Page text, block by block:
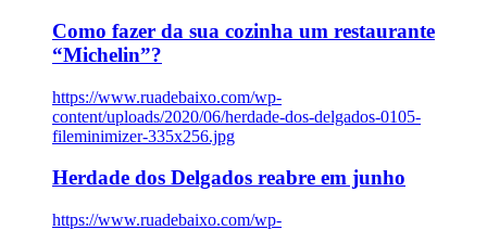
Como fazer da sua cozinha um restaurante
“Michelin”?
https://www.ruadebaixo.com/wp-
content/uploads/2020/06/herdade-dos-delgados-0105-
fileminimizer-335x256.jpg
Herdade dos Delgados reabre em junho
https://www.ruadebaixo.com/wp-